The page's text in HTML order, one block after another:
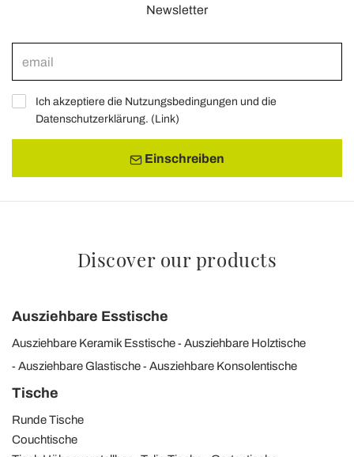
Newsletter
Ich akzeptiere die Nutzungsbedingungen und die
Datenschutzerklärung. (Link)
Einschreiben
Discover our products
Ausziehbare Esstische
Ausziehbare Keramik Esstische
Ausziehbare Holztische
Ausziehbare Glastische
Ausziehbare Konsolentische
Tische
Runde Tische
Couchtische